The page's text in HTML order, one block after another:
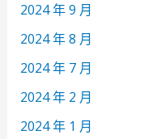
2024 年 9 月
2024 年 8 月
2024 年 7 月
2024 年 2 月
2024 年 1 月